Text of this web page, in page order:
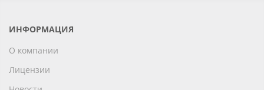
ИНФОРМАЦИЯ
О компании
Лицензии